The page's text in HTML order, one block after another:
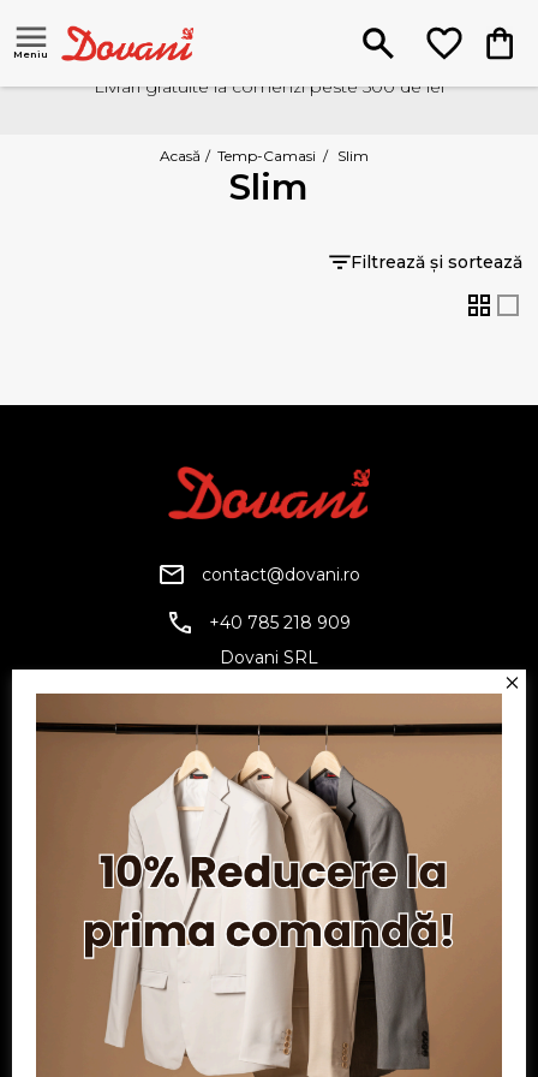
Meniu
Livrari gratuite la comenzi peste 500 de lei
Acasă / Temp-Camasi / Slim
Slim
Filtrează și sortează
contact@dovani.ro
+40 785 218 909
Dovani SRL
Reg. Com.: J07/1134/1994
Facebook
TwitterYouTube
Informatii
Contul meu
Serviciu clienți